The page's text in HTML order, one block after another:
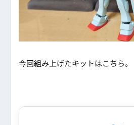
今回組み上げたキットはこちら。